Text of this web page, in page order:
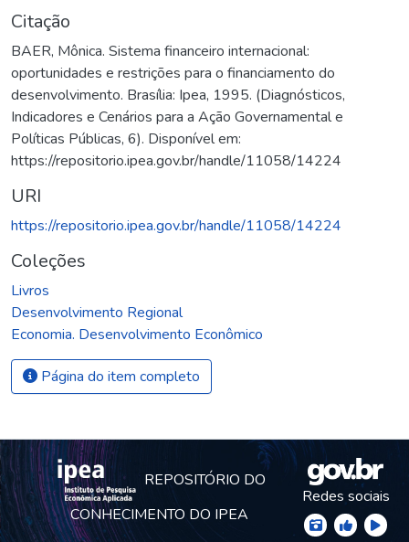
Citação
BAER, Mônica. Sistema financeiro internacional:
oportunidades e restrições para o financiamento do
desenvolvimento. Brasília: Ipea, 1995. (Diagnósticos,
Indicadores e Cenários para a Ação Governamental e
Políticas Públicas, 6). Disponível em:
https://repositorio.ipea.gov.br/handle/11058/14224
URI
https://repositorio.ipea.gov.br/handle/11058/14224
Coleções
Livros
Desenvolvimento Regional
Economia. Desenvolvimento Econômico
Página do item completo
REPOSITÓRIO DO
CONHECIMENTO DO IPEA
Redes sociais